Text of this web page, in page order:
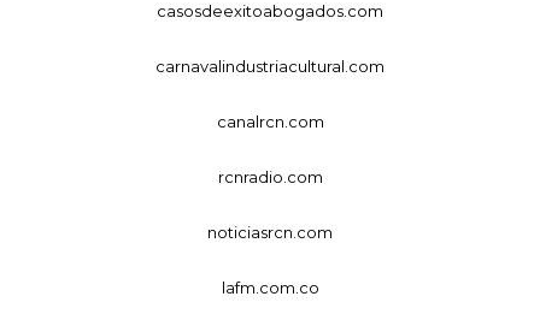
casosdeexitoabogados.com
carnavalindustriacultural.com
canalrcn.com
rcnradio.com
noticiasrcn.com
lafm.com.co